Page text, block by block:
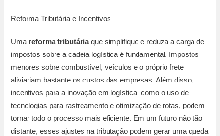
Reforma Tributária e Incentivos
Uma reforma tributáriaque simplifique e reduza a carga de
impostos sobre a cadeia logística é fundamental. Impostos
menores sobre combustível, veículos e o próprio frete
aliviariam bastante os custos das empresas. Além disso,
incentivos para a inovação em logística, como o uso de
tecnologias para rastreamento e otimização de rotas, podem
tornar todo o processo mais eficiente. Em um futuro não tão
distante, esses ajustes na tributação podem gerar uma queda